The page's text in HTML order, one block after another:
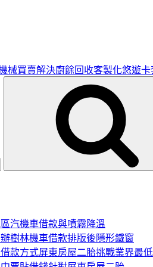
械買賣解決廚餘回收客製化悠遊卡
汽機車借款與噴霧降溫
樹林機車借款排版後隱形鐵窗
款方式屏東房屋二胎挑戰業界最低